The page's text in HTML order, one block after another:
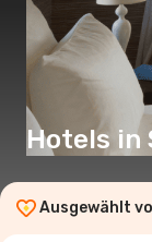
Hotels in
Ausgewählt